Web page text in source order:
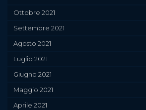
Ottobre 2021
Settembre 2021
Agosto 2021
Luglio 2021
Giugno 2021
Maggio 2021
Aprile 2021